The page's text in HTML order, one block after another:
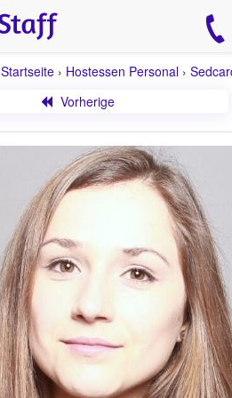
Startseite › Hostessen Personal ›
Vorherige